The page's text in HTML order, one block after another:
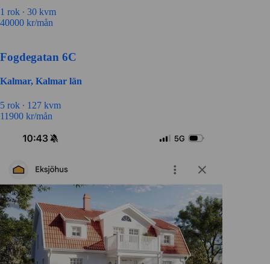
1 rok ∙ 30 kvm
40000 kr/mån
Fogdegatan 6C
Kalmar, Kalmar län
5 rok ∙ 127 kvm
11900 kr/mån